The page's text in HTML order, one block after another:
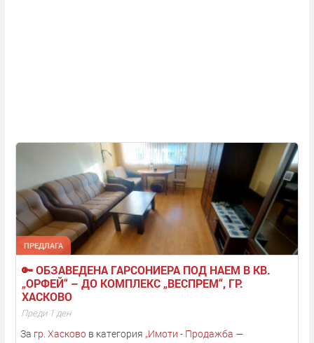
ПРЕДЛАГА
🔑 ОБЗАВЕДЕНА ГАРСОНИЕРА ПОД НАЕМ В КВ.
„ОРФЕЙ“ – ДО КОМПЛЕКС „ВЕСПРЕМ“, ГР.
ХАСКОВО
Преди 1 ден
За гр. Хасковов категория „Имоти - Продажба —